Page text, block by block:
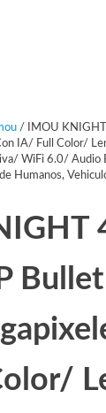
/ IMOU KNIGHT
IA/ Full Color/
WiFi 6.0/ Audio
Humanos,